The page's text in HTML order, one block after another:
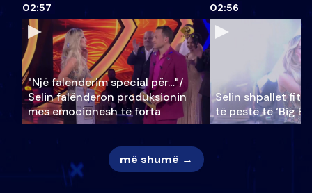
02:57
"Një falenderim special për…"/
Selin falënderon produksionin
mes emocionesh të forta
02:56
Selin shpallet
të pestë të ‘Big
më shumë →